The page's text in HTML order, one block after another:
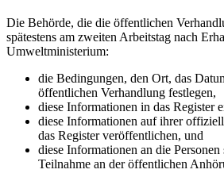
Die Behörde, die die öffentlichen
spätestens am zweiten Arbeitstag nach
Umweltministerium:
die Bedingungen, den Ort, das
öffentlichen Verhandlung festlegen,
diese Informationen in das Register
diese Informationen auf ihrer
das Register veröffentlichen, und
diese Informationen an die
Teilnahme an der öffentlichen